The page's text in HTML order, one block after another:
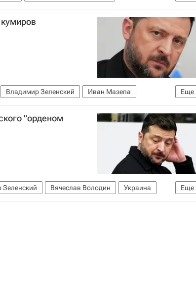
Еще
Владимир Зеленский
Иван Мазепа
"орденом
Еще
Вячеслав Володин
Украина